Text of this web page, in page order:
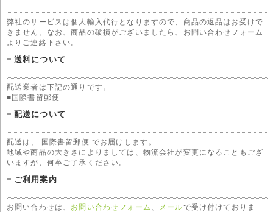
弊社のサービスは個人輸入代行となりますので、商品の返品はお受けで
きません。なお、商品の破損がございましたら、お問い合わせフォーム
よりご連絡下さい。
送料について
配送業者は下記の通りです。
■国際書留郵便
配送について
配送は、 国際書留郵便 でお届けします。
地域や商品の大きさによりましては、物流会社が変更になることもござ
いますが、何卒ご了承ください。
ご利用案内
お問い合わせは、 お問い合わせフォーム メールで受け付けておりま